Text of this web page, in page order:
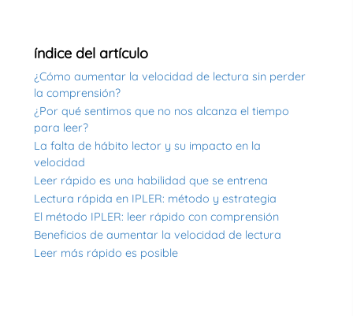
índice del artículo
¿Cómo aumentar la velocidad de lectura sin perder
la comprensión?
¿Por qué sentimos que no nos alcanza el tiempo
para leer?
La falta de hábito lector y su impacto en la
velocidad
Leer rápido es una habilidad que se entrena
Lectura rápida en IPLER: método y estrategia
El método IPLER: leer rápido con comprensión
Beneficios de aumentar la velocidad de lectura
Leer más rápido es posible